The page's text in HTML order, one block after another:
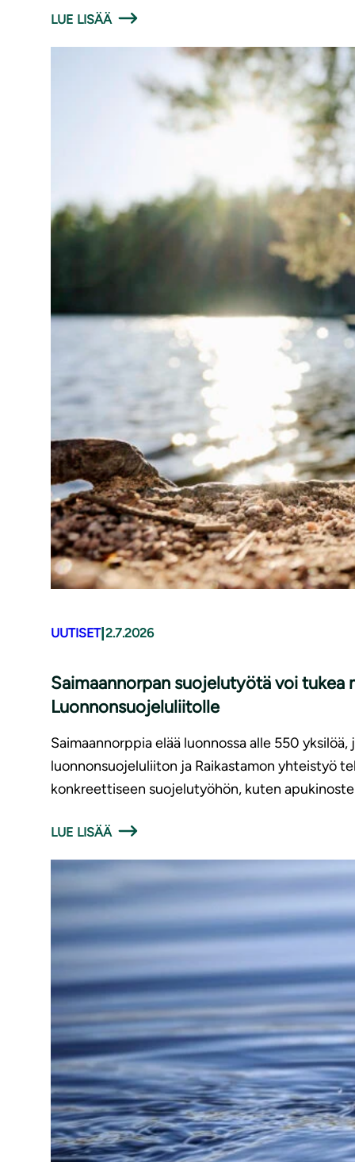
LUE LISÄÄ
UUTISET| 2.7.2026
Saimaannorpan suojelutyötä voi tukea
Luonnonsuojeluliitolle
Saimaannorppia elää luonnossa alle 550
luonnonsuojeluliiton ja Raikastamon yhteistyö
konkreettiseen suojelutyöhön, kuten
LUE LISÄÄ